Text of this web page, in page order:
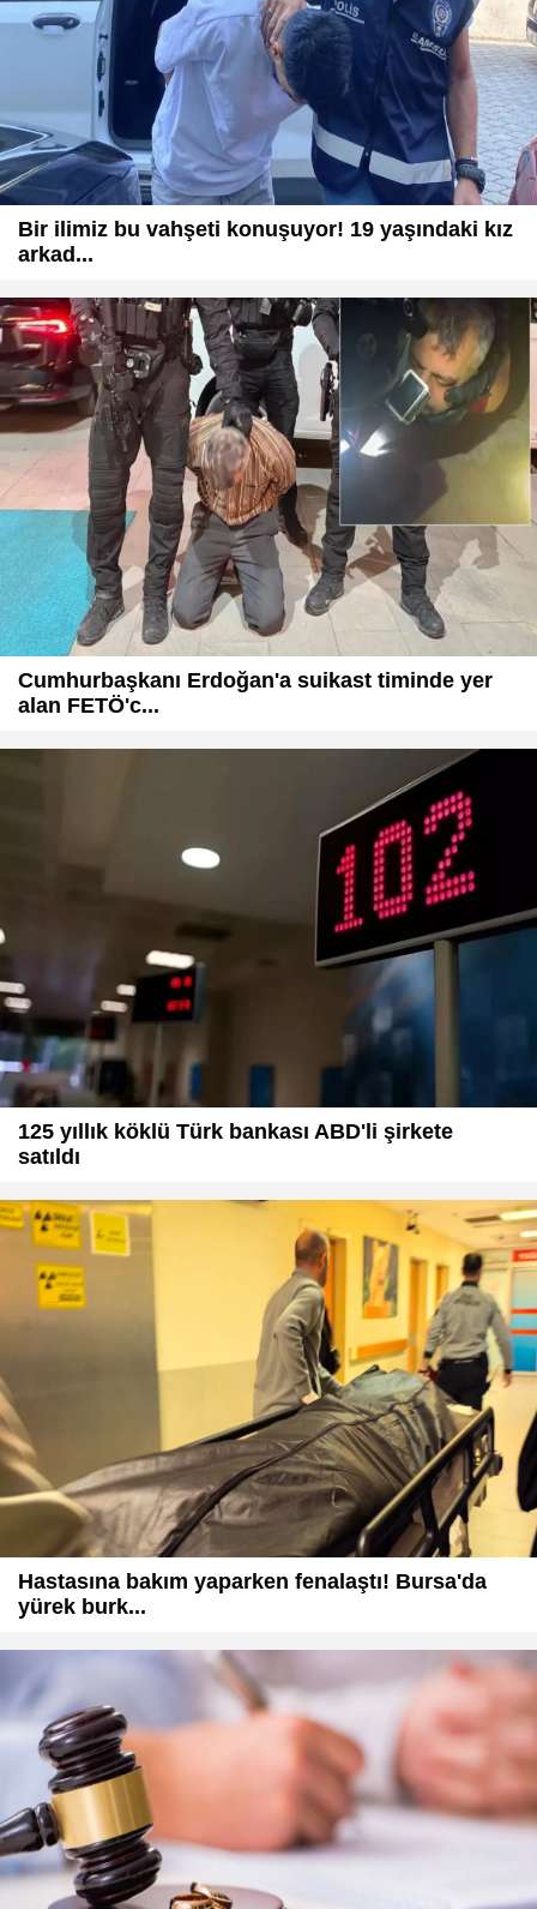
Bir ilimiz bu vahşeti konuşuyor! 19 yaşındaki kız
arkad...
Cumhurbaşkanı Erdoğan'a suikast timinde yer
alan FETÖ'c...
125 yıllık köklü Türk bankası ABD'li şirkete
satıldı
Hastasına bakım yaparken fenalaştı! Bursa'da
yürek burk...